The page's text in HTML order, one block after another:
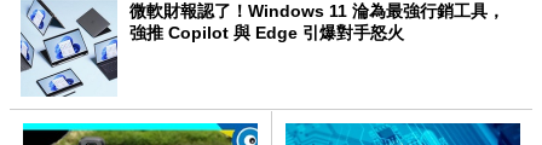
微軟財報認了！Windows 11 淪為最強行銷工具，
強推 Copilot 與 Edge 引爆對手怒火